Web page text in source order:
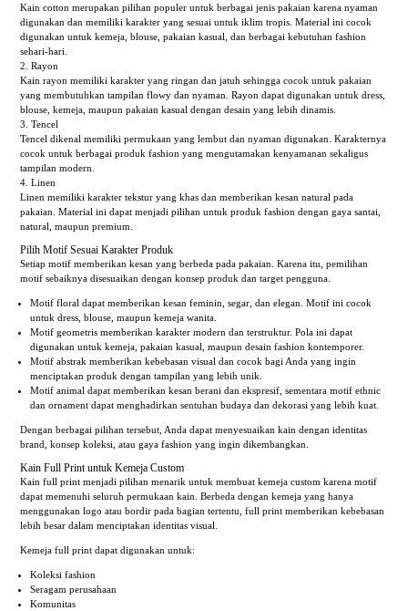
Kain cotton merupakan pilihan populer untuk berbagai jenis pakaian karena nyaman
digunakan dan memiliki karakter yang sesuai untuk iklim tropis. Material ini cocok
digunakan untuk kemeja, blouse, pakaian kasual, dan berbagai kebutuhan fashion
sehari-hari.
Rayon
Kain rayon memiliki karakter yang ringan dan jatuh sehingga cocok untuk pakaian
yang membutuhkan tampilan flowy dan nyaman. Rayon dapat digunakan untuk dress,
blouse, kemeja, maupun pakaian kasual dengan desain yang lebih dinamis.
Tencel
Tencel dikenal memiliki permukaan yang lembut dan nyaman digunakan. Karakternya
cocok untuk berbagai produk fashion yang mengutamakan kenyamanan sekaligus
tampilan modern.
Linen
Linen memiliki karakter tekstur yang khas dan memberikan kesan natural pada
pakaian. Material ini dapat menjadi pilihan untuk produk fashion dengan gaya santai,
natural, maupun premium.
Pilih Motif Sesuai Karakter Produk
Setiap motif memberikan kesan yang berbeda pada pakaian. Karena itu, pemilihan
motif sebaiknya disesuaikan dengan konsep produk dan target pengguna.
Motif floral dapat memberikan kesan feminin, segar, dan elegan. Motif ini cocok
untuk dress, blouse, maupun kemeja wanita.
Motif geometris memberikan karakter modern dan terstruktur. Pola ini dapat
digunakan untuk kemeja, pakaian kasual, maupun desain fashion kontemporer.
Motif abstrak memberikan kebebasan visual dan cocok bagi Anda yang ingin
menciptakan produk dengan tampilan yang lebih unik.
Motif animal dapat memberikan kesan berani dan ekspresif, sementara motif ethnic
dan ornament dapat menghadirkan sentuhan budaya dan dekorasi yang lebih kuat.
Dengan berbagai pilihan tersebut, Anda dapat menyesuaikan kain dengan identitas
brand, konsep koleksi, atau gaya fashion yang ingin dikembangkan.
Kain Full Print untuk Kemeja Custom
Kain full print menjadi pilihan menarik untuk membuat kemeja custom karena motif
dapat memenuhi seluruh permukaan kain. Berbeda dengan kemeja yang hanya
menggunakan logo atau bordir pada bagian tertentu, full print memberikan kebebasan
lebih besar dalam menciptakan identitas visual.
Kemeja full print dapat digunakan untuk:
Koleksi fashion
Seragam perusahaan
Komunitas